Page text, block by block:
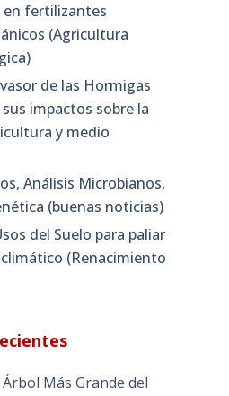
fertilizantes
(Agricultura
de las Hormigas
impactos sobre la
y medio
Análisis Microbianos,
(buenas noticias)
del Suelo para paliar
(Renacimiento
Árbol Más Grande del